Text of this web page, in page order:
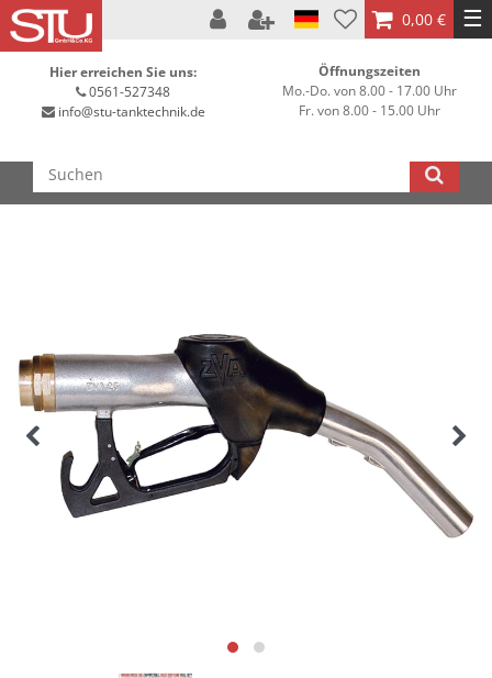
0,00 € ☰
Hier erreichen Sie uns:
0561-527348
info@stu-tanktechnik.de
Öffnungszeiten
Mo.-Do. von 8.00 - 17.00 Uhr
Fr. von 8.00 - 15.00 Uhr